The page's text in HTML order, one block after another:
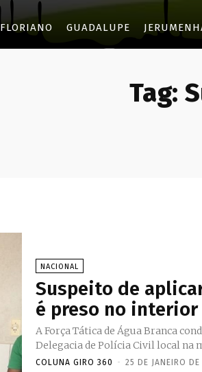
FLORIANO GUADALUPE
Tag:
NACIONAL
Suspeito de
é preso no
A Força Tática de Água Branca
COLUNA GIRO 360 - 25 DE JANEIRO